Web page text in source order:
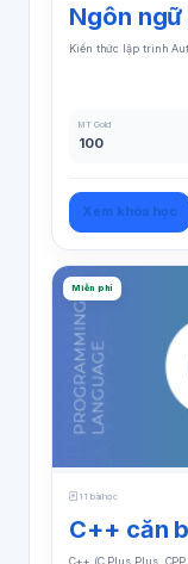
Ngôn
Kiến thức lập trình
MT Gold
100
Xem khóa học
Miễn phí
11 bài học
C++ căn
C++ (C Plus Plus,